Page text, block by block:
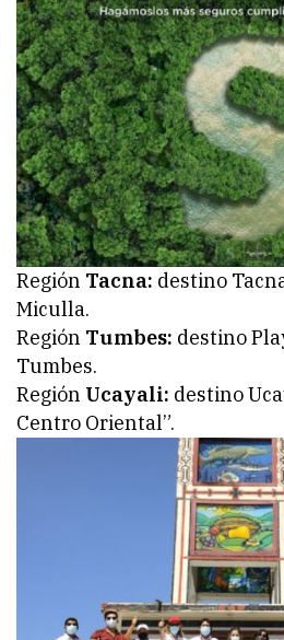
Región Tacna: destino
Miculla.
Región Tumbes: destino
Tumbes.
Región Ucayali: destino
Centro Oriental”.